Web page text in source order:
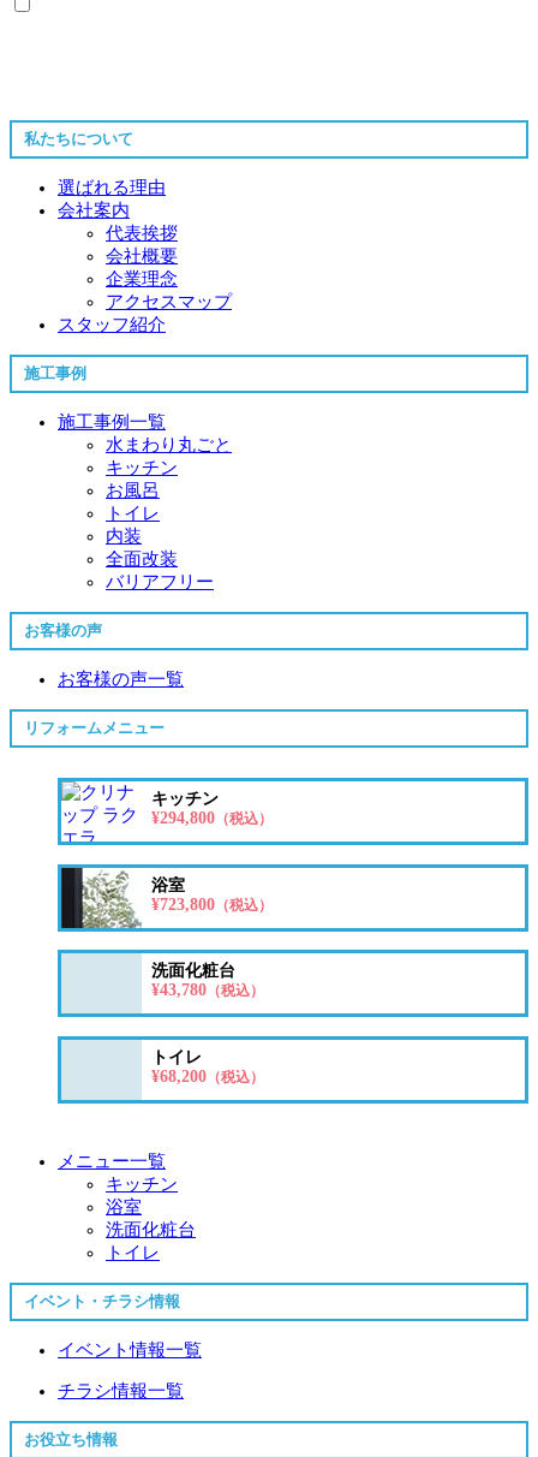
私たちについて
選ばれる理由
会社案内
代表挨拶
会社概要
企業理念
アクセスマップ
スタッフ紹介
施工事例
施工事例一覧
水まわり丸ごと
キッチン
お風呂
トイレ
内装
全面改装
バリアフリー
お客様の声
お客様の声一覧
リフォームメニュー
キッチン
¥294,800（税込）
浴室
¥723,800（税込）
洗面化粧台
¥43,780（税込）
トイレ
¥68,200（税込）
メニュー一覧
キッチン
浴室
洗面化粧台
トイレ
イベント・チラシ情報
イベント情報一覧
チラシ情報一覧
お役立ち情報